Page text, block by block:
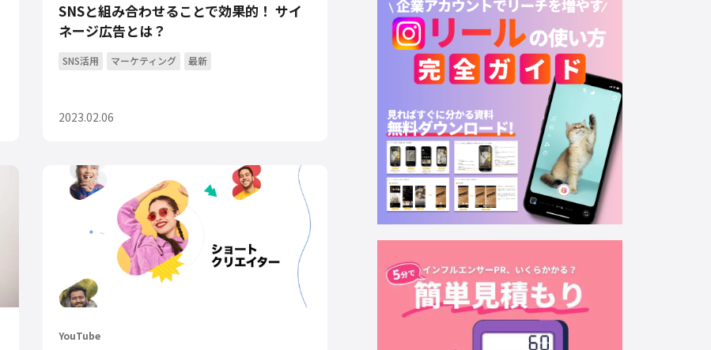
SNSと組み合わせることで効果的！ サイ
ネージ広告とは？
SNS活用 マーケティング 最新
2023.02.06
YouTube